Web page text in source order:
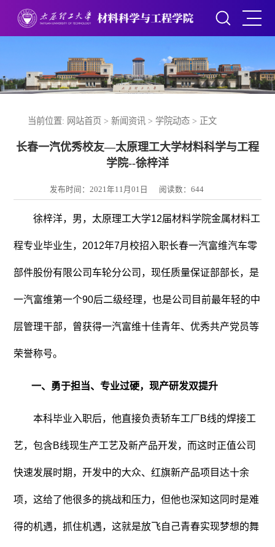
当前位置: 网站首页 > 新闻资讯> 学院动态> 正文
长春一汽优秀校友—太原理工大学材料科学与工程
学院--徐梓洋
发布时间：2021年11月01日 阅读数： 644
徐梓洋，男，太原理工大学12届材料学院金属材料工
程专业毕业生，2012年7月校招入职长春一汽富维汽车零
部件股份有限公司车轮分公司，现任质量保证部部长，是
一汽富维第一个90后二级经理，也是公司目前最年轻的中
层管理干部，曾获得一汽富维十佳青年、优秀共产党员等
荣誉称号。
一、勇于担当、专业过硬，现产研发双提升
本科毕业入职后，他直接负责轿车工厂B线的焊接工
艺，包含B线现生产工艺及新产品开发，而这时正值公司
快速发展时期，开发中的大众、红旗新产品项目达十余
项，这给了他很多的挑战和压力，但他也深知这同时是难
得的机遇，抓住机遇，这就是放飞自己青春实现梦想的舞